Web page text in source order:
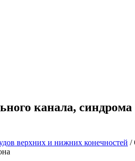
канала, синдрома
верхних и нижних конечностей /